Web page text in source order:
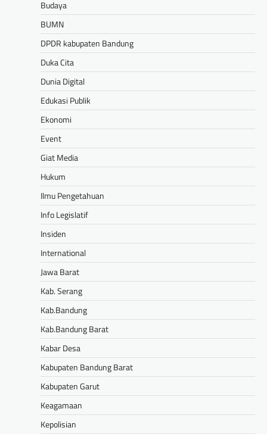
Budaya
BUMN
DPDR kabupaten Bandung
Duka Cita
Dunia Digital
Edukasi Publik
Ekonomi
Event
Giat Media
Hukum
Ilmu Pengetahuan
Info Legislatif
Insiden
International
Jawa Barat
Kab. Serang
Kab.Bandung
Kab.Bandung Barat
Kabar Desa
Kabupaten Bandung Barat
Kabupaten Garut
Keagamaan
Kepolisian